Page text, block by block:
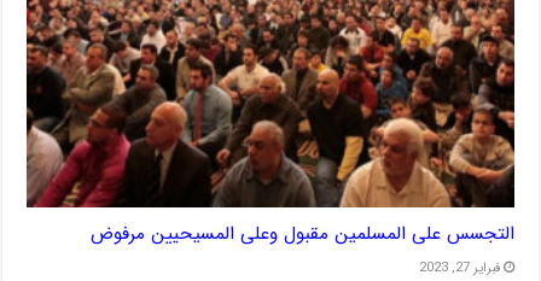
التجسس على المسلمين مقبول وعلى المسيحيين مرفوض
فبراير 27, 2023